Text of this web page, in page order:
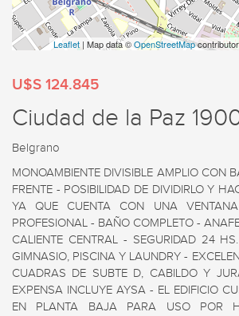
Leaflet | Map data ©OpenStreetMap
U$S 124.845
Ciudad de la Paz
Belgrano
MONOAMBIENTE DIVISIBLE AMPLIO CON
FRENTE - POSIBILIDAD DE DIVIDIRLO Y
YA QUE CUENTA CON UNA
PROFESIONAL - BAÑO COMPLETO -
CALIENTE CENTRAL - SEGURIDAD 24
GIMNASIO, PISCINA Y LAUNDRY -
CUADRAS DE SUBTE D, CABILDO Y
EXPENSA INCLUYE AYSA - EL EDIFICIO
EN PLANTA BAJA PARA USO POR